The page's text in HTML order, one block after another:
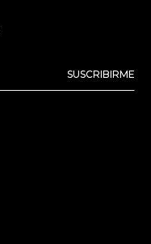
SUSCRIBIRME